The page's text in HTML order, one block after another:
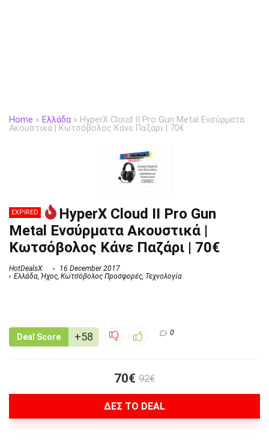
Home » Ελλάδα » HyperX Cloud II Pro Gun Metal Ενσύρματα
Ακουστικά | Κωτσόβολος Κάνε Παζάρι | 70€
EXPIRED
HyperX Cloud II Pro Gun
Metal Ενσύρματα Ακουστικά |
Κωτσόβολος Κάνε Παζάρι | 70€
HotDealsX
16 December 2017
Ελλάδα, Ήχος, Κωτσόβολος Προσφορές, Τεχνολογία
Deal Score +58 0
70€ 92€
ΔΕΣ ΤΟ DEAL